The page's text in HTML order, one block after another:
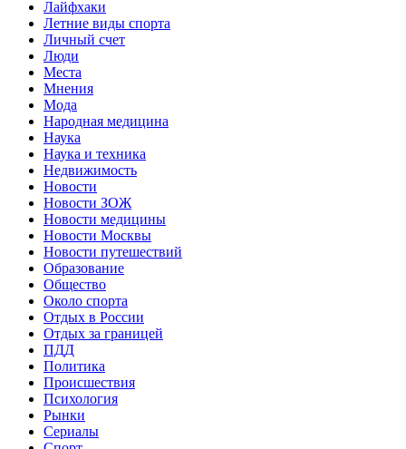
Лайфхаки
Летние виды спорта
Личный счет
Люди
Места
Мнения
Мода
Народная медицина
Наука
Наука и техника
Недвижимость
Новости
Новости ЗОЖ
Новости медицины
Новости Москвы
Новости путешествий
Образование
Общество
Около спорта
Отдых в России
Отдых за границей
ПДД
Политика
Происшествия
Психология
Рынки
Сериалы